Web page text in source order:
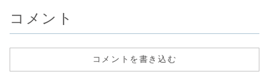
コメント
コメントを書き込む